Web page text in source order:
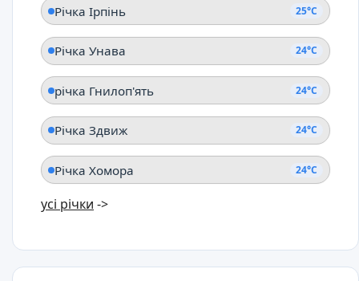
Річка Ірпінь 25°C
Річка Унава 24°C
річка Гнилоп'ять 24°C
Річка Здвиж 24°C
Річка Хомора 24°C
усі річки ->